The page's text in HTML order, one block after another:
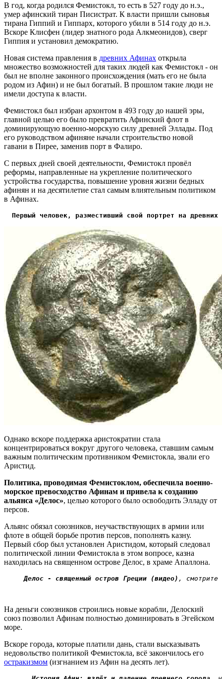
В год, когда родился Фемистокл, то есть в 527 году до н.э.,
умер афинский тиран Писистрат. К власти пришли сыновья
тирана Гиппий и Гиппарх, которого убили в 514 году до н.э.
Вскоре Клисфен (лидер знатного рода Алкмеонидов), сверг
Гиппия и установил демократию.
Новая система правления в древних Афинах открыла
множество возможностей для таких людей как Фемистокл - он
был не вполне законного происхождения (мать его не была
родом из Афин) и не был богатый. В прошлом такие люди не
имели доступа к власти.
Фемистокл был избран архонтом в 493 году до нашей эры,
главной целью его было превратить Афинский флот в
доминирующую военно-морскую силу древней Эллады. Под
его руководством афиняне начали строительство новой
гавани в Пирее, заменив порт в Фалиро.
С первых дней своей деятельности, Фемистокл провёл
реформы, направленные на укрепление политического
устройства государства, повышение уровня жизни бедных
афинян и на десятилетие стал самым влиятельным политиком
в Афинах.
Первый человек, разместивший свой портрет на древних
Однако вскоре поддержка аристократии стала
концентрироваться вокруг другого человека, ставшим самым
важным политическим противником Фемистокла, звали его
Аристид.
Политика, проводимая Фемистоклом, обеспечила военно-
морское превосходство Афинам и привела к созданию
альянса «Делос», целью которого было освободить Элладу от
персов.
Альянс обязал союзников, неучаствствующих в армии или
флоте в общей борьбе против персов, пополнять казну.
Первый сбор был установлен Аристидом, который следовал
политической линии Фемистокла в этом вопросе, казна
находилась на священном острове Делос, в храме Апаллона.
Делос - священный остров Греции (видео) , смотрите
На деньги союзников строились новые корабли, Делоский
союз позволил Афинам полностью доминировать в Эгейском
море.
Вскоре города, которые платили дань, стали высказывать
недовольство политикой Фемистокла, всё закончилось его
остракизмом (изгнанием из Афин на десять лет).